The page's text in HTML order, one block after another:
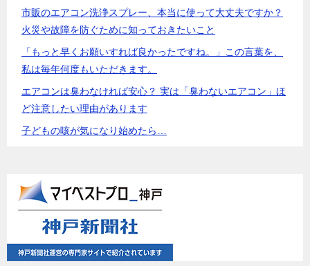
市販のエアコン洗浄スプレー、本当に使って大丈夫ですか？
火災や故障を防ぐために知っておきたいこと
「もっと早くお願いすれば良かったですね。」この言葉を、
私は毎年何度もいただきます。
エアコンは臭わなければ安心？ 実は「臭わないエアコン」ほ
ど注意したい理由があります
子どもの咳が気になり始めたら…